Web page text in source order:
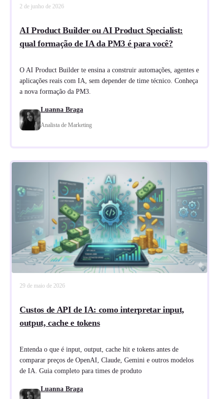
2 de junho de 2026
AI Product Builder ou AI Product Specialist:
qual formação de IA da PM3 é para você?
O AI Product Builder te ensina a construir automações, agentes e
aplicações reais com IA, sem depender de time técnico. Conheça
a nova formação da PM3.
Luanna Braga
Analista de Marketing
29 de maio de 2026
Custos de API de IA: como interpretar input,
output, cache e tokens
Entenda o que é input, output, cache hit e tokens antes de
comparar preços de OpenAI, Claude, Gemini e outros modelos
de IA. Guia completo para times de produto
Luanna Braga